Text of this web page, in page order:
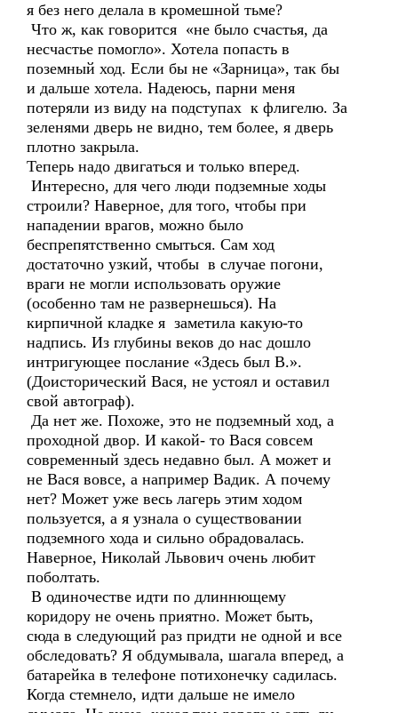
я без него делала в кромешной тьме?
Что ж, как говорится «не было счастья, да
несчастье помогло». Хотела попасть в
поземный ход. Если бы не «Зарница», так бы
и дальше хотела. Надеюсь, парни меня
потеряли из виду на подступах к флигелю. За
зеленями дверь не видно, тем более, я дверь
плотно закрыла.
Теперь надо двигаться и только вперед.
Интересно, для чего люди подземные ходы
строили? Наверное, для того, чтобы при
нападении врагов, можно было
беспрепятственно смыться. Сам ход
достаточно узкий, чтобы в случае погони,
враги не могли использовать оружие
(особенно там не развернешься). На
кирпичной кладке я заметила какую-то
надпись. Из глубины веков до нас дошло
интригующее послание «Здесь был В.».
(Доисторический Вася, не устоял и оставил
свой автограф).
Да нет же. Похоже, это не подземный ход, а
проходной двор. И какой- то Вася совсем
современный здесь недавно был. А может и
не Вася вовсе, а например Вадик. А почему
нет? Может уже весь лагерь этим ходом
пользуется, а я узнала о существовании
подземного хода и сильно обрадовалась.
Наверное, Николай Львович очень любит
поболтать.
В одиночестве идти по длиннющему
коридору не очень приятно. Может быть,
сюда в следующий раз придти не одной и все
обследовать? Я обдумывала, шагала вперед, а
батарейка в телефоне потихонечку садилась.
Когда стемнело, идти дальше не имело